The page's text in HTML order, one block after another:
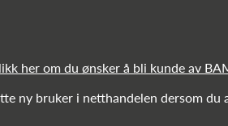
her om du ønsker å bli kunde av
ny bruker i netthandelen dersom